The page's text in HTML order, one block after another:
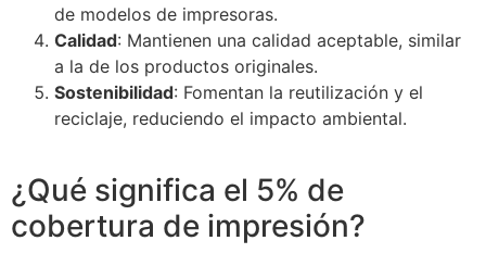
de modelos de impresoras.
Calidad: Mantienen una calidad aceptable, similar
a la de los productos originales.
Sostenibilidad: Fomentan la reutilización y el
reciclaje, reduciendo el impacto ambiental.
¿Qué significa el 5% de
cobertura de impresión?